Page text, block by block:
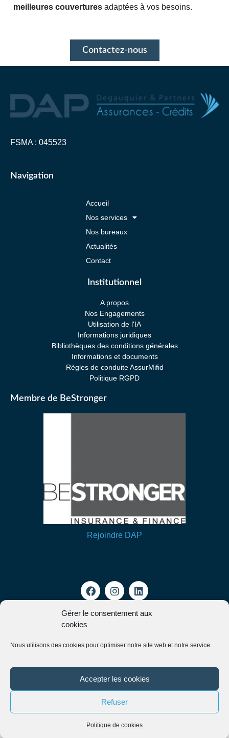
Gérer le consentement aux
cookies
Nous utilisons des cookies pour optimiser notre site web et notre service.
Accepter les cookies
Refuser
Politique de cookies
meilleures couvertures adaptées à vos besoins.
Contactez-nous
FSMA : 045523
Navigation
Accueil
Nos services
Nos bureaux
Actualités
Contact
Institutionnel
A propos
Nos Engagements
Utilisation de l'IA
Informations juridiques
Bibliothèques des conditions générales
Informations et documents
Règles de conduite AssurMifid
Politique RGPD
Membre de BeStronger
Rejoindre DAP
Groupe DAP2026© Tous droits réservés
Français